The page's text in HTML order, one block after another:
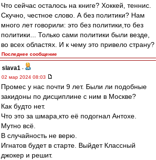
Что сейчас осталось на книге? Хоккей, теннис.
Скучно, честное слово. А без политики? Нам
много лет говорили: это без политики,то без
политики... Только сами политики были везде,
во всех областях. И к чему это привело страну?
Последнее сообщение
slava1 -
02 мар 2024 08:03
Промес у нас почти 9 лет. Были ли подобные
закидоны по дисциплине с ним в Москве?
Как будто нет.
Что это за шмара,кто её подогнал Антохе.
Мутно всё.
В случайность не верю.
Игнатов будет в старте. Выйдет Классный
джокер и решит.